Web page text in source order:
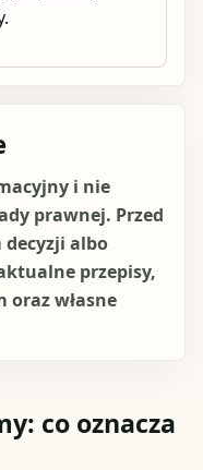
i nie
prawnej. Przed
decyzji albo
przepisy,
oraz własne
co oznacza